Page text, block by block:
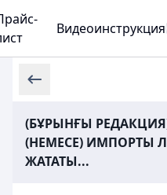
Видеоинструкция
(БҰРЫНҒЫ
(НЕМЕСЕ) ИМПОРТЫ
ЖАТАТЫ...